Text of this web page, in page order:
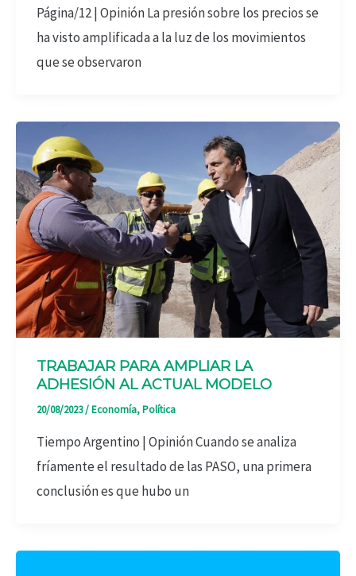
Página/12 | Opinión La presión sobre los precios se
ha visto amplificada a la luz de los movimientos
que se observaron
TRABAJAR PARA AMPLIAR LA
ADHESIÓN AL ACTUAL MODELO
20/08/2023/Economía,Política
Tiempo Argentino | Opinión Cuando se analiza
fríamente el resultado de las PASO, una primera
conclusión es que hubo un